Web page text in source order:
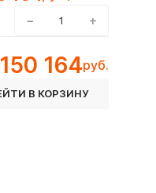
− +
150 164руб.
В КОРЗИНУ